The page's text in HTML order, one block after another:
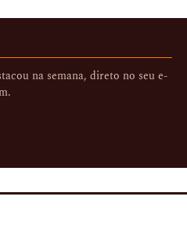
na semana, direto no seu e-